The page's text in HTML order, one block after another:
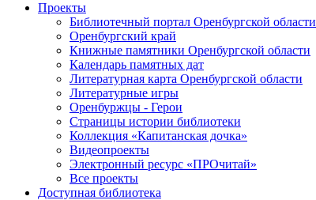
Проекты
Библиотечный портал Оренбургской области
Оренбургский край
Книжные памятники Оренбургской области
Календарь памятных дат
Литературная карта Оренбургской области
Литературные игры
Оренбуржцы - Герои
Страницы истории библиотеки
Коллекция «Капитанская дочка»
Видеопроекты
Электронный ресурс «ПРОчитай»
Все проекты
Доступная библиотека